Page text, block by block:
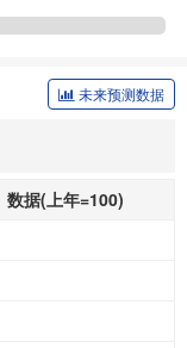
未来预测数据
数据(上年=100)